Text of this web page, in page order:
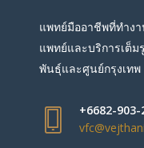
แพทย์มืออาชีพที่ทำง
แพทย์และบริการเต็
พันธุ์และศูนย์กรุงเทพ
+6682-903-